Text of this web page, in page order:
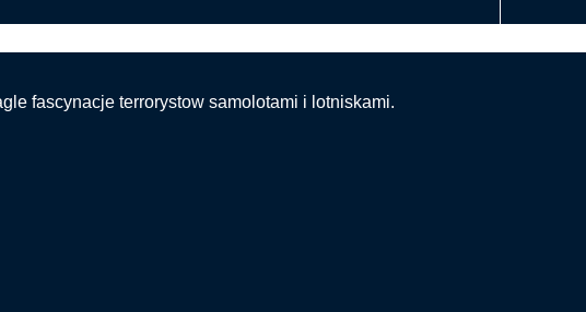
fascynacje terrorystow samolotami i lotniskami.